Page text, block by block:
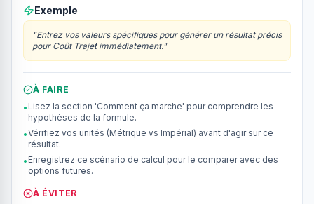
Exemple
"Entrez vos valeurs spécifiques pour générer un résultat précis
pour Coût Trajet immédiatement."
À FAIRE
• Lisez la section 'Comment ça marche' pour comprendre les
hypothèses de la formule.
•Vérifiez vos unités (Métrique vs Impérial) avant d'agir sur ce
résultat.
• Enregistrez ce scénario de calcul pour le comparer avec des
options futures.
À ÉVITER